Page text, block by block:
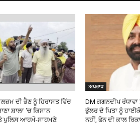
ਦੀ ਭੈਣ ਨੂੰ ਹਿਰਾਸਤ ਵਿੱਚ
ਸ਼ਾਲਾ ‘ਚ ਕਿਸਾਨ
ਪੁਲਿਸ ਆਹਮੋ-ਸਾਹਮਣੇ
ਅਪਰਾਧ
DM ਗਗਨਦੀਪ ਰੰਧਾਵਾ
ਭੁੱਲਰ ਦੇ ਪਿਤਾ ਨੂੰ
ਨਹੀਂ, ਫੋਨ ਦੀ ਕਾਲ